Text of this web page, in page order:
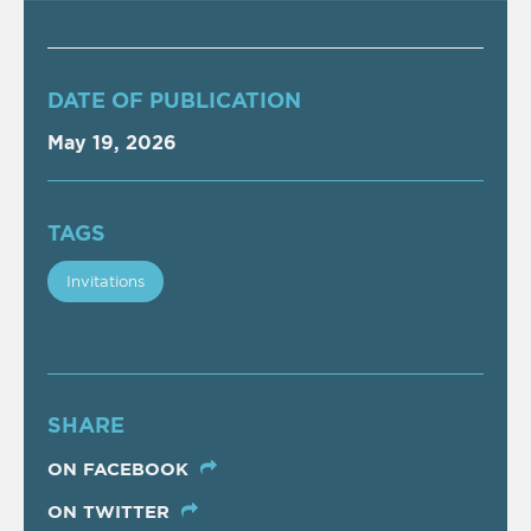
DATE OF PUBLICATION
May 19, 2026
TAGS
Invitations
SHARE
ON FACEBOOK
ON TWITTER